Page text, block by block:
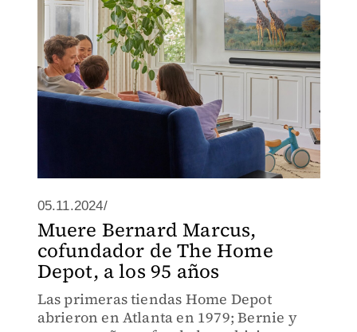
05.11.2024/
Muere Bernard Marcus,
cofundador de The Home
Depot, a los 95 años
Las primeras tiendas Home Depot
abrieron en Atlanta en 1979; Bernie y